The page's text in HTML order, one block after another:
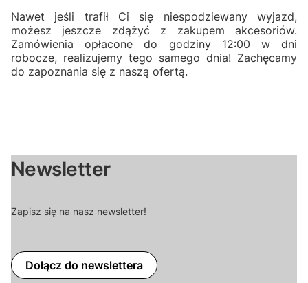
Nawet jeśli trafił Ci się niespodziewany wyjazd,
możesz jeszcze zdążyć z zakupem akcesoriów.
Zamówienia opłacone do godziny 12:00 w dni
robocze, realizujemy tego samego dnia! Zachęcamy
do zapoznania się z naszą ofertą.
Newsletter
Zapisz się na nasz newsletter!
Dołącz do newslettera